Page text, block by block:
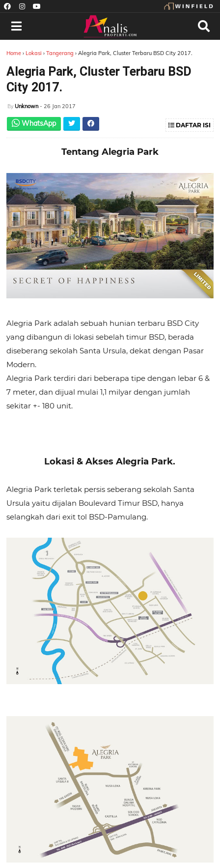
Home › Lokasi › Tangerang› Alegria Park, Cluster Terbaru BSD City 2017.
Alegria Park, Cluster Terbaru BSD
City 2017.
By Unknown - 26 Jan 2017
WhatsApp DAFTAR ISI
Tentang Alegria Park
Alegria Park adalah sebuah hunian terbaru BSD City
yang dibangun di lokasi sebelah timur BSD, berada
diseberang sekolah Santa Ursula, dekat dengan Pasar
Modern.
Alegria Park terdiri dari beberapa tipe dengan lebar 6 &
7 meter, dan dijual mulai 1,1 milyar dengan jumlah
sekitar +- 180 unit.
Lokasi & Akses Alegria Park.
Alegria Park terletak persis seberang sekolah Santa
Ursula yaitu dijalan Boulevard Timur BSD, hanya
selangkah dari exit tol BSD-Pamulang.